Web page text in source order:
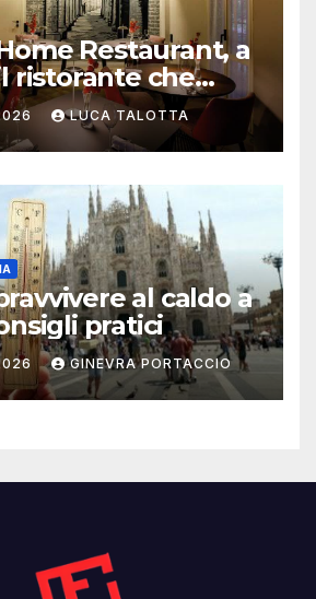
Restaurant, a
ristorante che
l’ospitalità in
di casa
LUCA TALOTTA
al caldo a
pratici
GINEVRA PORTACCIO